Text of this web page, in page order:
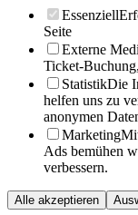
Essenziell
Seite
Externe
Ticket-
StatistikDie
helfen uns zu
anonymen
Marketing
Ads bemühen
verbessern.
Alle akzeptieren